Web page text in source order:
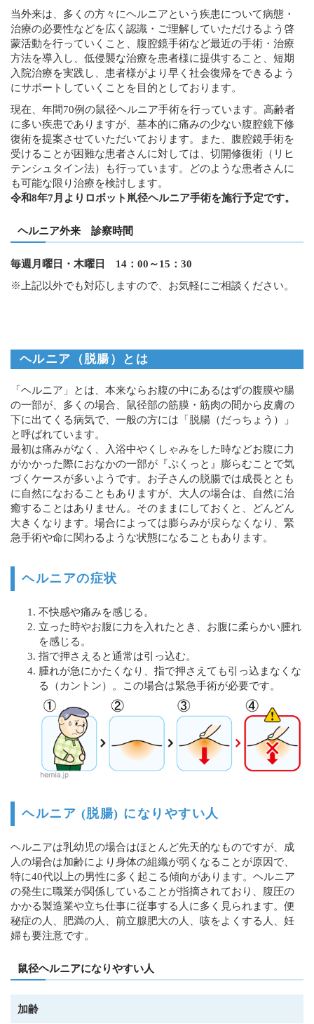
当外来は、多くの方々にヘルニアという疾患について病態・
治療の必要性などを広く認識・ご理解していただけるよう啓
蒙活動を行っていくこと、腹腔鏡手術など最近の手術・治療
方法を導入し、低侵襲な治療を患者様に提供すること、短期
入院治療を実践し、患者様がより早く社会復帰をできるよう
にサポートしていくことを目的としております。
現在、年間70例の鼠径ヘルニア手術を行っています。高齢者
に多い疾患でありますが、基本的に痛みの少ない腹腔鏡下修
復術を提案させていただいております。また、腹腔鏡手術を
受けることが困難な患者さんに対しては、切開修復術（リヒ
テンシュタイン法）も行っています。どのような患者さんに
も可能な限り治療を検討します。
令和8年7月よりロボット鼡径ヘルニア手術を施行予定です。
ヘルニア外来 診察時間
毎週月曜日・木曜日 14：00～15：30
※上記以外でも対応しますので、お気軽にご相談ください。
ヘルニア（脱腸）とは
「ヘルニア」とは、本来ならお腹の中にあるはずの腹膜や腸
の一部が、多くの場合、鼠径部の筋膜・筋肉の間から皮膚の
下に出てくる病気で、一般の方には「脱腸（だっちょう）」
と呼ばれています。
最初は痛みがなく、入浴中やくしゃみをした時などお腹に力
がかかった際におなかの一部が『ぷくっと』膨らむことで気
づくケースが多いようです。お子さんの脱腸では成長ととも
に自然になおることもありますが、大人の場合は、自然に治
癒することはありません。そのままにしておくと、どんどん
大きくなります。場合によっては膨らみが戻らなくなり、緊
急手術や命に関わるような状態になることもあります。
ヘルニアの症状
不快感や痛みを感じる。
立った時やお腹に力を入れたとき、お腹に柔らかい腫れ
を感じる。
指で押さえると通常は引っ込む。
腫れが急にかたくなり、指で押さえても引っ込まなくな
る（カントン）。この場合は緊急手術が必要です。
ヘルニア (脱腸) になりやすい人
ヘルニアは乳幼児の場合はほとんど先天的なものですが、成
人の場合は加齢により身体の組織が弱くなることが原因で、
特に40代以上の男性に多く起こる傾向があります。ヘルニア
の発生に職業が関係していることが指摘されており、腹圧の
かかる製造業や立ち仕事に従事する人に多く見られます。便
秘症の人、肥満の人、前立腺肥大の人、咳をよくする人、妊
婦も要注意です。
鼠径ヘルニアになりやすい人
加齢